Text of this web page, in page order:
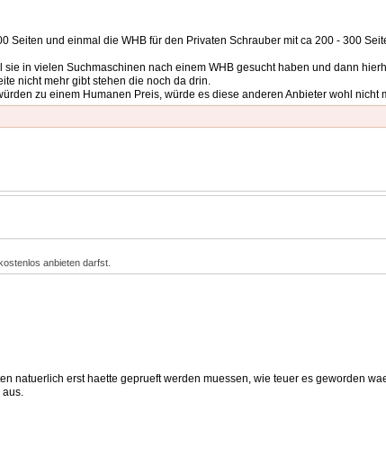
Seiten und einmal die WHB für den Privaten Schrauber mit ca 200 - 300
in vielen Suchmaschinen nach einem WHB gesucht haben und dann
nicht mehr gibt stehen die noch da drin.
zu einem Humanen Preis, würde es diese anderen Anbieter wohl nicht
anbieten darfst.
natuerlich erst haette geprueft werden muessen, wie teuer es geworden
aus.